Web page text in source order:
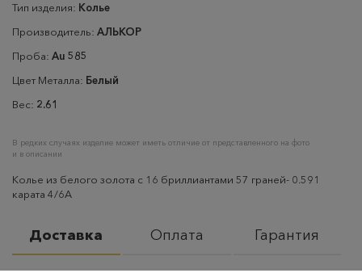
Тип изделия: Колье
Производитель: АЛЬКОР
Проба: Au 585
Цвет Металла: Белый
Вес: 2.61
В редких случаях изделие может иметь отличие от представленного на фото
и в описании
Колье из белого золота с 16 бриллиантами 57 граней- 0.591
карата 4/6А
Доставка Оплата Гарантия